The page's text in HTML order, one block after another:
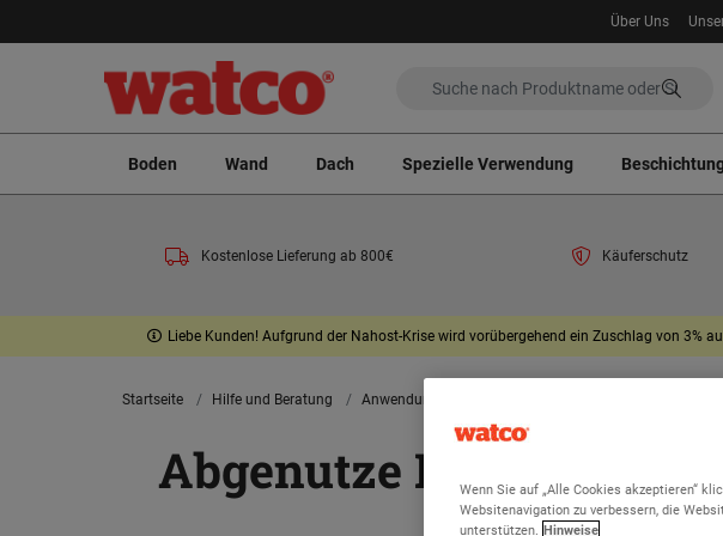
Über Uns
Boden Wand Dach Spezielle Verwendung
Kostenlose Lieferung ab 800€ Käuferschutz
Liebe Kunden! Aufgrund der Nahost-Krise wird vorübergehend ein Zuschlag von 3%
Startseite Hilfe und Beratung Anwendungsvideos
Abgenutze
Wenn Sie auf „Alle Cookies akzeptieren“
Websitenavigation zu verbessern, die
unterstützen. Hinweise